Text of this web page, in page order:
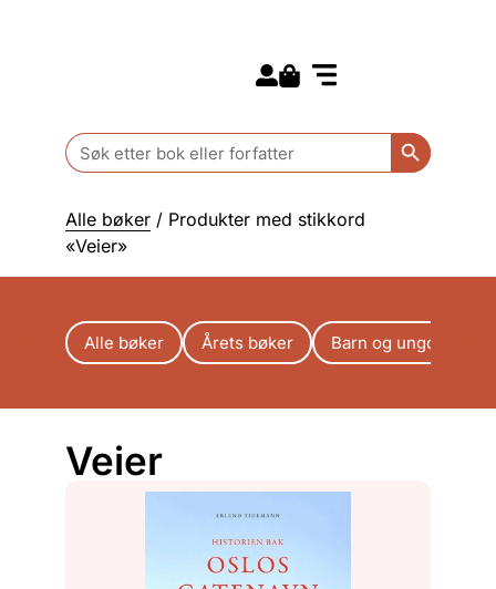
Search
for:
Search
Alle bøker / Produkter med stikkord
«Veier»
Alle bøker Årets bøker Barn og ungdom
Veier